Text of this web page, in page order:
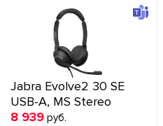
Jabra Evolve2 30 SE
USB-A, MS Stereo
8 939 руб.